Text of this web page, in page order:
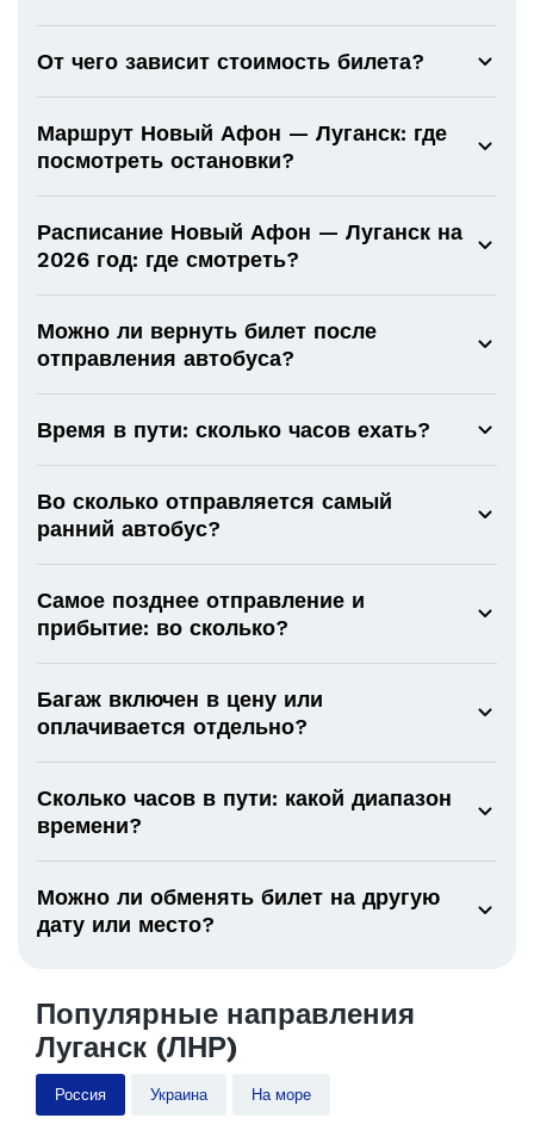
От чего зависит стоимость билета?
Маршрут Новый Афон — Луганск: где
посмотреть остановки?
Расписание Новый Афон — Луганск на
2026 год: где смотреть?
Можно ли вернуть билет после
отправления автобуса?
Время в пути: сколько часов ехать?
Во сколько отправляется самый
ранний автобус?
Самое позднее отправление и
прибытие: во сколько?
Багаж включен в цену или
оплачивается отдельно?
Сколько часов в пути: какой диапазон
времени?
Можно ли обменять билет на другую
дату или место?
Популярные направления
Луганск (ЛНР)
Россия Украина На море